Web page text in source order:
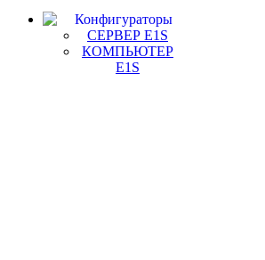
Конфигураторы
СЕРВЕР E1S
КОМПЬЮТЕР
E1S